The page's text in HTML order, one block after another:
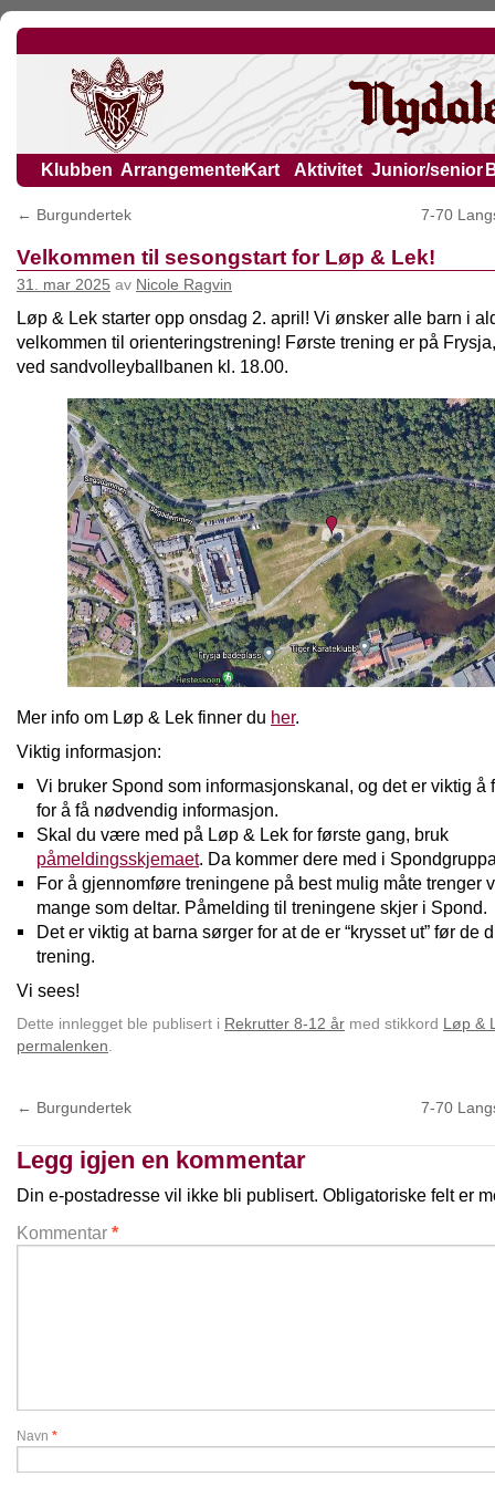
Klubben ArrangementerKart Aktivitet Junior/senior
← Burgundertek 7-70
Velkommen til sesongstart for Løp & Lek!
31. mar 2025 av Nicole Ragvin
Løp & Lek starter opp onsdag 2. april! Vi ønsker alle barn i
velkommen til orienteringstrening! Første trening er på
ved sandvolleyballbanen kl. 18.00.
Mer info om Løp & Lek finner du her.
Viktig informasjon:
Vi bruker Spond som informasjonskanal, og det er viktig å
for å få nødvendig informasjon.
Skal du være med på Løp & Lek for første gang, bruk
påmeldingsskjemaet. Da kommer dere med i
For å gjennomføre treningene på best mulig måte trenger
mange som deltar. Påmelding til treningene skjer i Spond.
Det er viktig at barna sørger for at de er “krysset ut” før de
trening.
Vi sees!
Dette innlegget ble publisert i Rekrutter 8-12 år med stikkord Løp &
permalenken
← Burgundertek 7-70
Legg igjen en kommentar
Din e-postadresse vil ikke bli publisert. Obligatoriske felt er
Kommentar *
Navn *